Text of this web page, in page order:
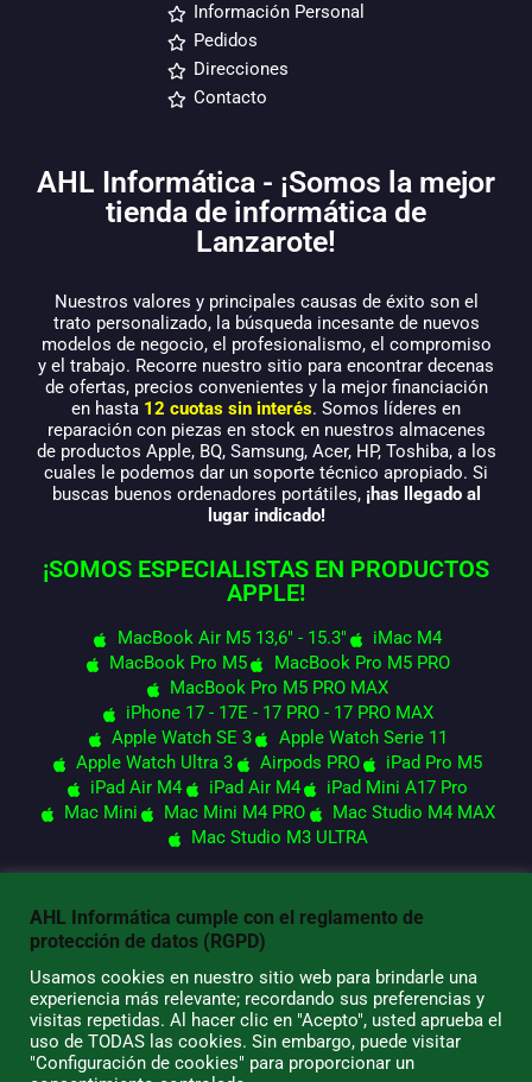
Información Personal
Pedidos
Direcciones
Contacto
AHL Informática - ¡Somos la mejor
tienda de informática de
Lanzarote!
Nuestros valores y principales causas de éxito son el
trato personalizado, la búsqueda incesante de nuevos
modelos de negocio, el profesionalismo, el compromiso
y el trabajo. Recorre nuestro sitio para encontrar decenas
de ofertas, precios convenientes y la mejor financiación
en hasta 12 cuotas sin interés. Somos líderes en
reparación con piezas en stock en nuestros almacenes
de productos Apple, BQ, Samsung, Acer, HP, Toshiba, a los
cuales le podemos dar un soporte técnico apropiado. Si
buscas buenos ordenadores portátiles, ¡has llegado al
lugar indicado!
¡SOMOS ESPECIALISTAS EN PRODUCTOS
APPLE!
MacBook Air M5 13,6" - 15.3"
iMac M4
MacBook Pro M5
MacBook Pro M5 PRO
MacBook Pro M5 PRO MAX
iPhone 17 - 17E - 17 PRO - 17 PRO MAX
Apple Watch SE 3
Apple Watch Serie 11
Apple Watch Ultra 3
Airpods PRO
iPad Pro M5
iPad Air M4
iPad Air M4
iPad Mini A17 Pro
Mac Mini
Mac Mini M4 PRO
Mac Studio M4 MAX
Mac Studio M3 ULTRA
© 2026 AHL Informática
AHL Informática cumple con el reglamento de
protección de datos (RGPD)
Usamos cookies en nuestro sitio web para brindarle una
experiencia más relevante; recordando sus preferencias y
visitas repetidas. Al hacer clic en "Acepto", usted aprueba el
uso de TODAS las cookies. Sin embargo, puede visitar
"Configuración de cookies" para proporcionar un